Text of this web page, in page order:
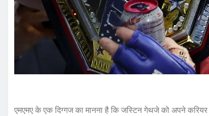
एमएमए के एक दिग्गज का मानना ​​है कि जस्टिन गेथजे को अपने